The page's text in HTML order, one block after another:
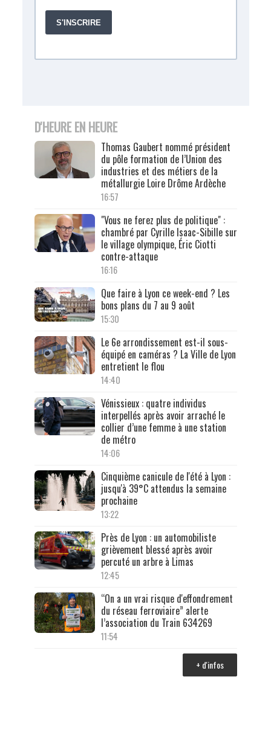
D'HEURE EN HEURE
Thomas Gaubert nommé président
du pôle formation de l’Union des
industries et des métiers de la
métallurgie Loire Drôme Ardèche
16:57
"Vous ne ferez plus de politique" :
chambré par Cyrille Isaac-Sibille sur
le village olympique, Éric Ciotti
contre-attaque
16:16
Que faire à Lyon ce week-end ? Les
bons plans du 7 au 9 août
15:30
Le 6e arrondissement est-il sous-
équipé en caméras ? La Ville de Lyon
entretient le flou
14:40
Vénissieux : quatre individus
interpellés après avoir arraché le
collier d’une femme à une station
de métro
14:06
Cinquième canicule de l'été à Lyon :
jusqu'à 39°C attendus la semaine
prochaine
13:22
Près de Lyon : un automobiliste
grièvement blessé après avoir
percuté un arbre à Limas
12:45
“On a un vrai risque d'effondrement
du réseau ferroviaire” alerte
l’association du Train 634269
11:54
+ d'infos